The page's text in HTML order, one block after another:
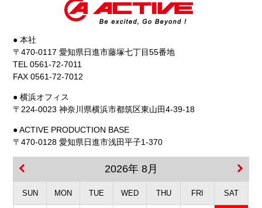
● 本社
〒470-0117 愛知県日進市藤塚七丁目55番地
TEL 0561-72-7011
FAX 0561-72-7012
● 横浜オフィス
〒224-0023 神奈川県横浜市都筑区東山田4-39-18
● ACTIVE PRODUCTION BASE
〒470-0128 愛知県日進市浅田平子1-370
2026年 8月
SUN MON TUE WED THU FRI SAT